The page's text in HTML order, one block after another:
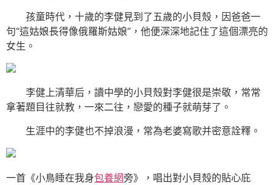
孩童時代，十歲的李健見到了五歲的小貝殼，因爸爸一
句“這姑娘長得像俄羅斯姑娘”，他便深深地記住了這個漂亮的
女生。
李健上清華后，讀中學的小貝殼對李健很是崇敬，常常
拿著題目往就教，一來二往，戀愛的種子就萌芽了。
生涯中的李健也不掉浪漫，常為老婆寫歌并密意詮釋。
一首《小鳥睡在我身包養網旁》，唱出對小貝殼的貼心庇